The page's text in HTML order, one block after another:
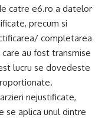
catre e6.ro a datelor
precum si
completarea
au fost transmise
lucru se dovedeste
nejustificate,
se aplica unul dintre